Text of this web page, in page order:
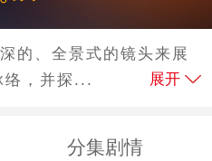
的、全景式的镜头来展
络，并探...
展开
分集剧情